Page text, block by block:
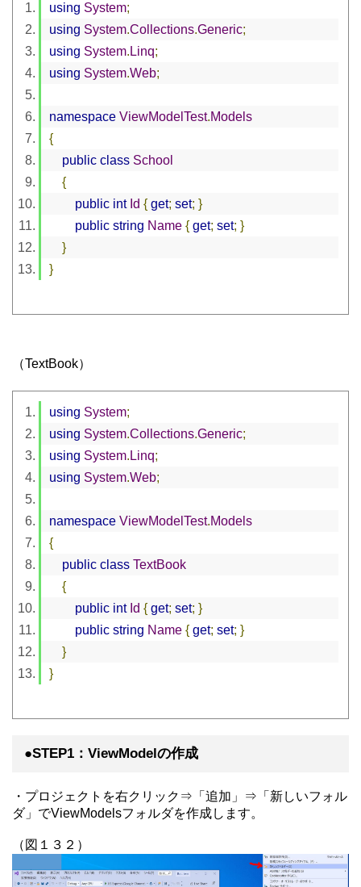
using System;
using System.Collections.Generic;
using System. Linq;
using System.Web;
namespace ViewModelTest.Models
{
public class School
{
public int Id { get; set; }
public string Name { get; set; }
}
}
（TextBook）
using System;
using System.Collections.Generic;
using System. Linq;
using System.Web;
namespace ViewModelTest.Models
{
public class TextBook
{
public int Id { get; set; }
public string Name { get; set; }
}
}
●STEP1：ViewModelの作成
・プロジェクトを右クリック⇒「追加」⇒「新しいフォル
ダ」でViewModelsフォルダを作成します。
（図１３２）